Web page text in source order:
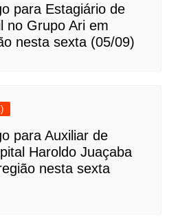
para Estagiário de
no Grupo Ari em
nesta sexta (05/09)
para Auxiliar de
Haroldo Juaçaba
nesta sexta